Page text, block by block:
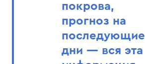
покрова,
прогноз на
последующие
дни — вся эта